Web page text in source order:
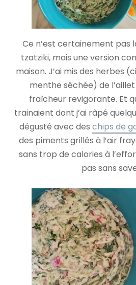
Ce n’est certainement pas
tzatziki, mais une version
maison. J’ai mis des herbes
menthe séchée) de
fraîcheur revigorante. Et
trainaient dont j’ai râpé
dégusté avec des chips de
des piments grillés à l’air
sans trop de calories à
pas sans